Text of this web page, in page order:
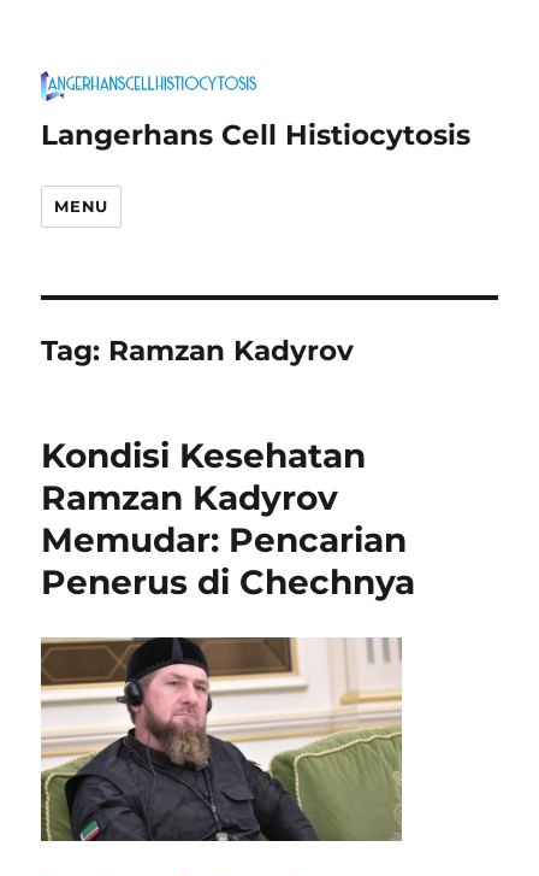
Langerhans Cell Histiocytosis
MENU
Tag: Ramzan Kadyrov
Kondisi Kesehatan
Ramzan Kadyrov
Memudar: Pencarian
Penerus di Chechnya